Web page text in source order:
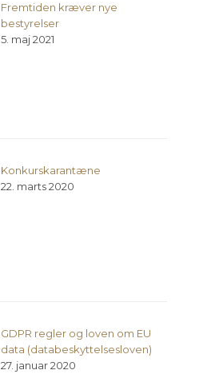
Fremtiden kræver nye
bestyrelser
5. maj 2021
Konkurskarantæne
22. marts 2020
GDPR regler og loven om EU
data (databeskyttelsesloven)
27. januar 2020